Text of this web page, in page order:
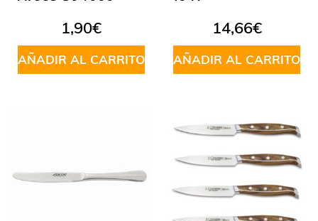
1,90€
AÑADIR AL CARRITO
14,66€
AÑADIR AL CARRITO